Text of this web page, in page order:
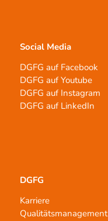
Social Media
DGFG auf Facebook
DGFG auf Youtube
DGFG auf Instagram
DGFG auf LinkedIn
DGFG
Karriere
Qualitätsmanagement